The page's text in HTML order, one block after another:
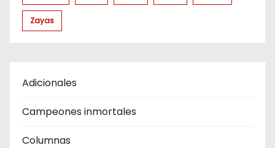
Zayas
Adicionales
Campeones inmortales
Columnas